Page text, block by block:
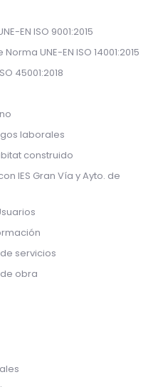
EN ISO 9001:2015
UNE-EN ISO 14001:2015
45001:2018
laborales
construido
IES Gran Vía y Ayto. de
servicios
obra